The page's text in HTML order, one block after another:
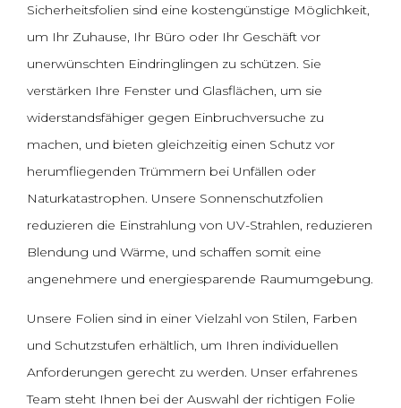
Sicherheitsfolien sind eine kostengünstige Möglichkeit,
um Ihr Zuhause, Ihr Büro oder Ihr Geschäft vor
unerwünschten Eindringlingen zu schützen. Sie
verstärken Ihre Fenster und Glasflächen, um sie
widerstandsfähiger gegen Einbruchversuche zu
machen, und bieten gleichzeitig einen Schutz vor
herumfliegenden Trümmern bei Unfällen oder
Naturkatastrophen. Unsere Sonnenschutzfolien
reduzieren die Einstrahlung von UV-Strahlen, reduzieren
Blendung und Wärme, und schaffen somit eine
angenehmere und energiesparende Raumumgebung.
Unsere Folien sind in einer Vielzahl von Stilen, Farben
und Schutzstufen erhältlich, um Ihren individuellen
Anforderungen gerecht zu werden. Unser erfahrenes
Team steht Ihnen bei der Auswahl der richtigen Folie